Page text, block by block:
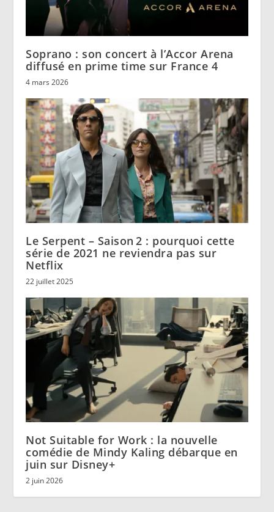
Soprano : son concert à l’Accor Arena
diffusé en prime time sur France 4
4 mars 2026
Le Serpent – Saison 2 : pourquoi cette
série de 2021 ne reviendra pas sur
Netflix
22 juillet 2025
Not Suitable for Work : la nouvelle
comédie de Mindy Kaling débarque en
juin sur Disney+
2 juin 2026